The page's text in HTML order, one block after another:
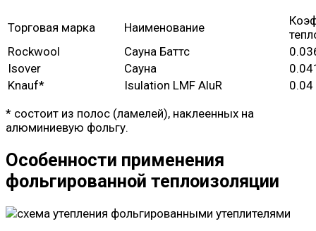
Торговая марка Наименование
Rockwool
Сауна Баттс
Isover
Сауна
Knauf*
Isulation LMF AluR
0.04
* состоит из полос (ламелей), наклеенных на
алюминиевую фольгу.
Особенности применения
фольгированной теплоизоляции